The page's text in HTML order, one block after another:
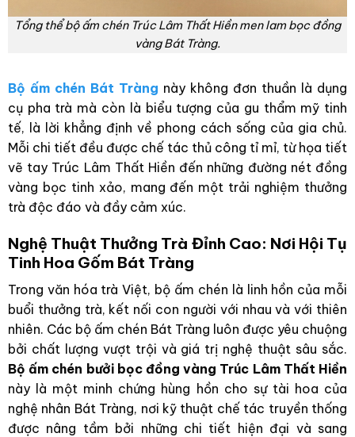
Tổng thể bộ ấm chén Trúc Lâm Thất Hiền men lam bọc đồng
vàng Bát Tràng.
Bộ ấm chén Bát Tràng này không đơn thuần là dụng
cụ pha trà mà còn là biểu tượng của gu thẩm mỹ tinh
tế, là lời khẳng định về phong cách sống của gia chủ.
Mỗi chi tiết đều được chế tác thủ công tỉ mỉ, từ họa tiết
vẽ tay Trúc Lâm Thất Hiền đến những đường nét đồng
vàng bọc tinh xảo, mang đến một trải nghiệm thưởng
trà độc đáo và đầy cảm xúc.
Nghệ Thuật Thưởng Trà Đỉnh Cao: Nơi Hội Tụ
Tinh Hoa Gốm Bát Tràng
Trong văn hóa trà Việt, bộ ấm chén là linh hồn của mỗi
buổi thưởng trà, kết nối con người với nhau và với thiên
nhiên. Các bộ ấm chén Bát Tràng luôn được yêu chuộng
bởi chất lượng vượt trội và giá trị nghệ thuật sâu sắc.
Bộ ấm chén bưởi bọc đồng vàng Trúc Lâm Thất Hiền
này là một minh chứng hùng hồn cho sự tài hoa của
nghệ nhân Bát Tràng, nơi kỹ thuật chế tác truyền thống
được nâng tầm bởi những chi tiết hiện đại và sang